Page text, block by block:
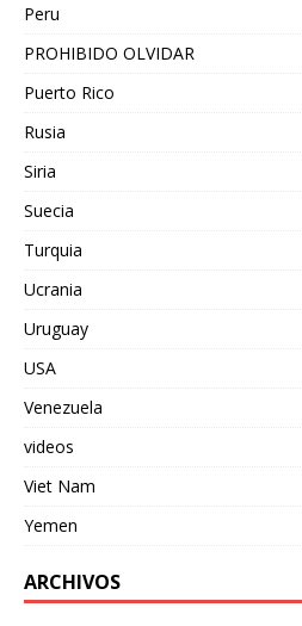
Peru
PROHIBIDO OLVIDAR
Puerto Rico
Rusia
Siria
Suecia
Turquia
Ucrania
Uruguay
USA
Venezuela
videos
Viet Nam
Yemen
ARCHIVOS